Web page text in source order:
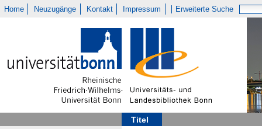
Home Neuzugänge Kontakt Impressum Erweiterte Suche
Titel